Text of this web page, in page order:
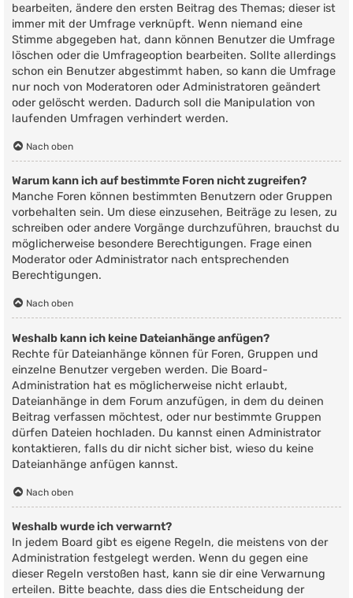
bearbeiten, ändere den ersten Beitrag des Themas; dieser ist
immer mit der Umfrage verknüpft. Wenn niemand eine
Stimme abgegeben hat, dann können Benutzer die Umfrage
löschen oder die Umfrageoption bearbeiten. Sollte allerdings
schon ein Benutzer abgestimmt haben, so kann die Umfrage
nur noch von Moderatoren oder Administratoren geändert
oder gelöscht werden. Dadurch soll die Manipulation von
laufenden Umfragen verhindert werden.
Nach oben
Warum kann ich auf bestimmte Foren nicht zugreifen?
Manche Foren können bestimmten Benutzern oder Gruppen
vorbehalten sein. Um diese einzusehen, Beiträge zu lesen, zu
schreiben oder andere Vorgänge durchzuführen, brauchst du
möglicherweise besondere Berechtigungen. Frage einen
Moderator oder Administrator nach entsprechenden
Berechtigungen.
Nach oben
Weshalb kann ich keine Dateianhänge anfügen?
Rechte für Dateianhänge können für Foren, Gruppen und
einzelne Benutzer vergeben werden. Die Board-
Administration hat es möglicherweise nicht erlaubt,
Dateianhänge in dem Forum anzufügen, in dem du deinen
Beitrag verfassen möchtest, oder nur bestimmte Gruppen
dürfen Dateien hochladen. Du kannst einen Administrator
kontaktieren, falls du dir nicht sicher bist, wieso du keine
Dateianhänge anfügen kannst.
Nach oben
Weshalb wurde ich verwarnt?
In jedem Board gibt es eigene Regeln, die meistens von der
Administration festgelegt werden. Wenn du gegen eine
dieser Regeln verstoßen hast, kann sie dir eine Verwarnung
erteilen. Bitte beachte, dass dies die Entscheidung der